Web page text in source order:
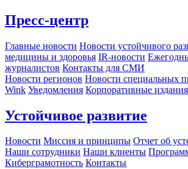
Пресс-центр
Главные новости Новости устойчивого
медицины и здоровья IR-новости
журналистов Контакты для СМИ
Новости регионов Новости специальных
Wink Уведомления Корпоративные издания
Устойчивое развитие
Новости Миссия и принципы Отчет об
Наши сотрудники Наши клиенты
Киберграмотность Контакты